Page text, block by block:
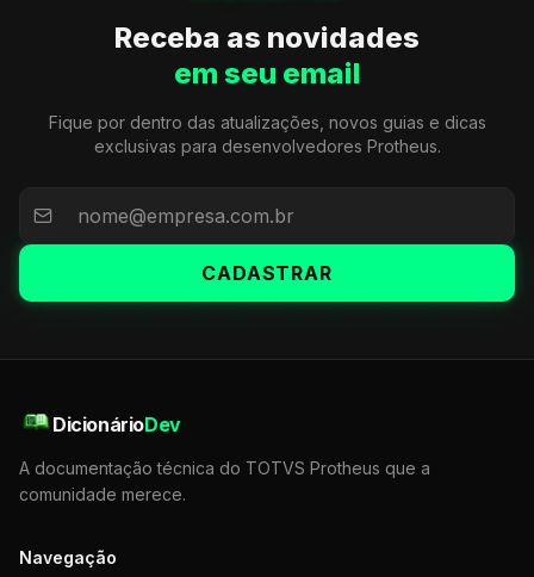
Receba as novidades
em seu email
Fique por dentro das atualizações, novos guias e dicas
exclusivas para desenvolvedores Protheus.
CADASTRAR
DicionárioDev
A documentação técnica do TOTVS Protheus que a
comunidade merece.
Navegação